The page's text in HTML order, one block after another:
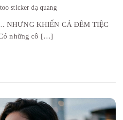
sticker dạ quang
NHƯNG KHIẾN CẢ ĐÊM TIỆC
những cô […]